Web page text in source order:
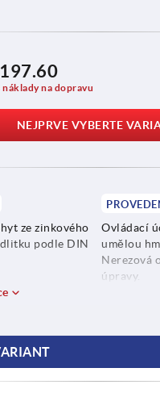
náklady na dopravu
NEJPRVE VYBERTE
ze zinkového
podle DIN
z nerezové oceli
Ovládací
umělou
Nerezová
úpravy.